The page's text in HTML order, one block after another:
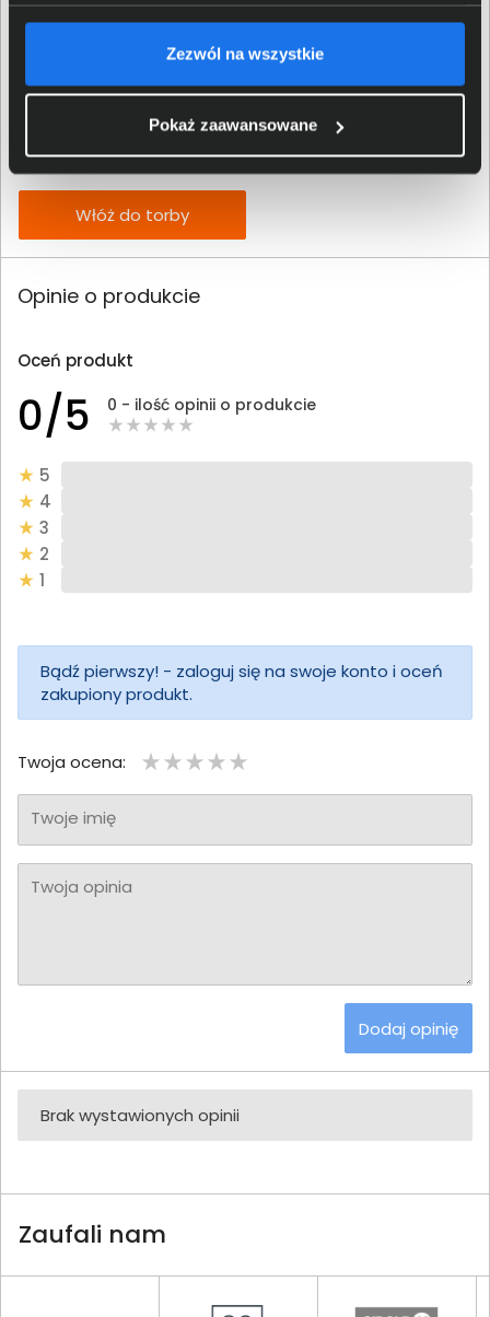
Zezwól na wszystkie
Pokaż zaawansowane
Tusz HP 304 trójkolorowy N9K05AE
netto: 56,91 zł
Włóż do torby
Opinie o produkcie
Oceń produkt
0/5 0 - ilość opinii o produkcie
5
4
3
2
1
Bądź pierwszy! - zaloguj się na swoje konto i oceń
zakupiony produkt.
Twoja ocena:
Twoje imię
Twoja opinia
Dodaj opinię
Brak wystawionych opinii
Zaufali nam